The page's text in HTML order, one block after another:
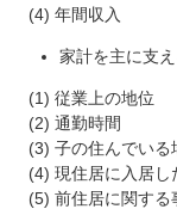
(4) 年間収入
家計を主に支
(1) 従業上の地位
(2) 通勤時間
(3) 子の住んでいる
(4) 現住居に入居し
(5) 前住居に関する